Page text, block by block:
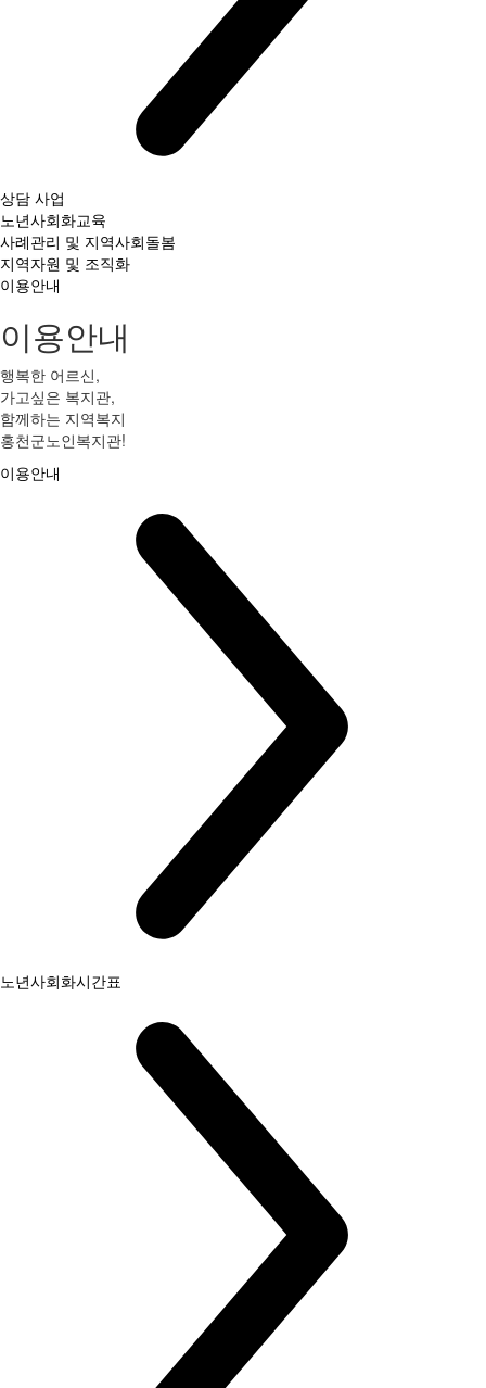
상담 사업
노년사회화교육
사례관리 및 지역사회돌봄
지역자원 및 조직화
이용안내
이용안내
행복한 어르신,
가고싶은 복지관,
함께하는 지역복지
홍천군노인복지관!
이용안내
노년사회화시간표